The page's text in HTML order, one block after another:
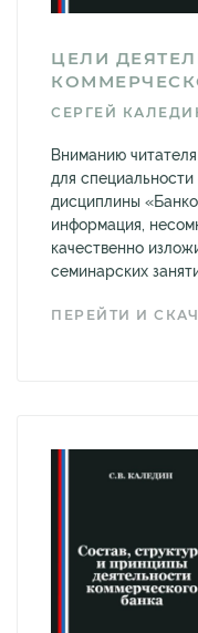
ЦЕЛИ
СЕРГЕЙ
Вниманию
для
дисциплины
информация,
качественно
семинарских
ПЕРЕЙТИ И